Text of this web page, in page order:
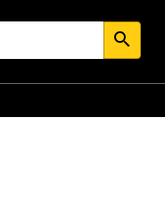
search